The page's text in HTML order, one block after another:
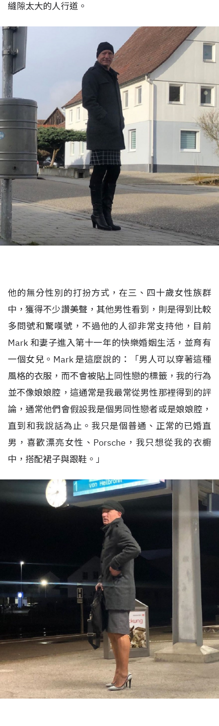
縫隙太大的人行道。
他的無分性別的打扮方式，在三、四十歲女性族群
中，獲得不少讚美聲，其他男性看到，則是得到比較
多問號和驚嘆號，不過他的人卻非常支持他，目前
Mark 和妻子進入第十一年的快樂婚姻生活，並育有
一個女兒。Mark 是這麼說的：「男人可以穿著這種
風格的衣服，而不會被貼上同性戀的標籤，我的行為
並不像娘娘腔，這通常是我最常從男性那裡得到的評
論，通常他們會假設我是個男同性戀者或是娘娘腔，
直到和我說話為止。我只是個普通、正常的已婚直
男，喜歡漂亮女性、Porsche，我只想從我的衣櫥
中，搭配裙子與跟鞋。」